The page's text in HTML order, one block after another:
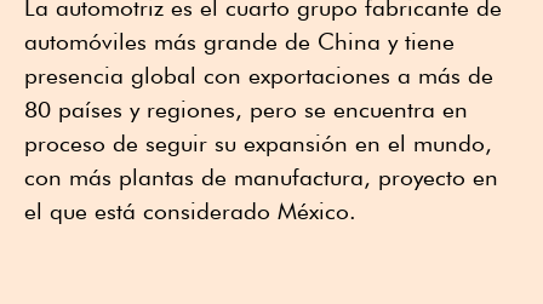
La automotriz es el cuarto grupo fabricante de
automóviles más grande de China y tiene
presencia global con exportaciones a más de
80 países y regiones, pero se encuentra en
proceso de seguir su expansión en el mundo,
con más plantas de manufactura, proyecto en
el que está considerado México.